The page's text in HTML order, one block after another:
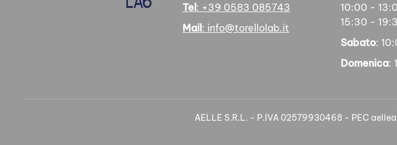
Tel : +39 0583 085743
Mail : info@torellolab.it
10:00 -
15:30 -
Sabato:
Domenica:
AELLE S.R.L. - P.IVA 02579930468 - PEC